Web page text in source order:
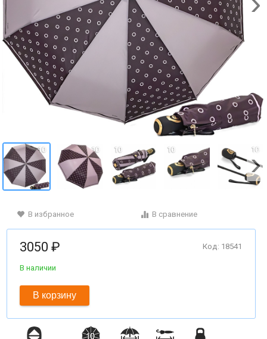
В избранное В сравнение
Код: 18541
3050 ₽
В наличии
В корзину